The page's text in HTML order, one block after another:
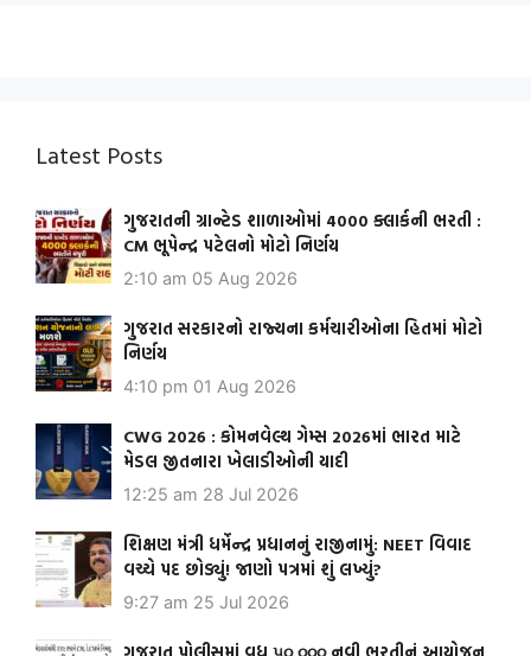
Latest Posts
ગુજરાતની ગ્રાન્ટેડ શાળાઓમાં 4000 ક્લાર્કની ભરતી :
CM ભૂપેન્દ્ર પટેલનો મોટો નિર્ણય
2:10 am 05 Aug 2026
ગુજરાત સરકારનો રાજ્યના કર્મચારીઓના હિતમાં મોટો
નિર્ણય
4:10 pm 01 Aug 2026
CWG 2026 : કોમનવેલ્થ ગેમ્સ 2026માં ભારત માટે
મેડલ જીતનારા ખેલાડીઓની યાદી
12:25 am 28 Jul 2026
શિક્ષણ મંત્રી ધર્મેન્દ્ર પ્રધાનનું રાજીનામું: NEET વિવાદ
વચ્ચે પદ છોડ્યું! જાણો પત્રમાં શું લખ્યું?
9:27 am 25 Jul 2026